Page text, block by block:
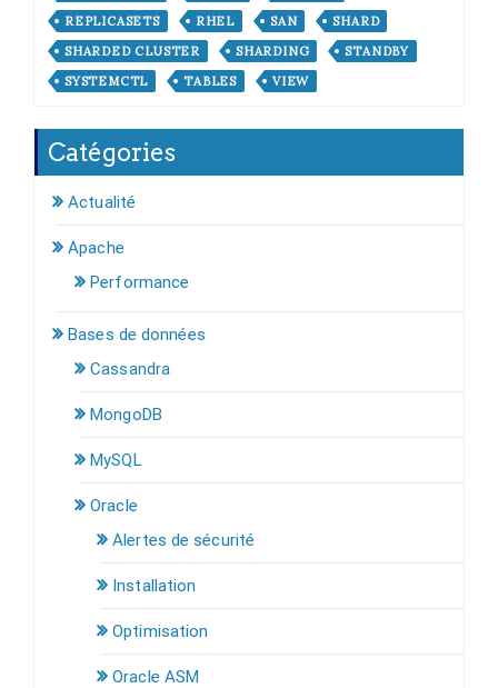
REPLICASETS
RHEL SAN
SHARD
SHARDED CLUSTER
SHARDING
STANDBY
SYSTEMCTL
TABLES VIEW
Catégories
Actualité
Apache
Performance
Bases de données
Cassandra
MongoDB
MySQL
Oracle
Alertes de sécurité
Installation
Optimisation
Oracle ASM